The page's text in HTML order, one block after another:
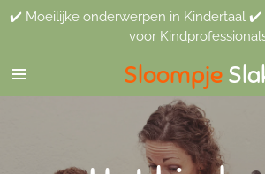
Ga
de
hoofdinhoud
Sloompje
✔️ Moeilijke onderwerpen in Kindertaal ✔️
voor